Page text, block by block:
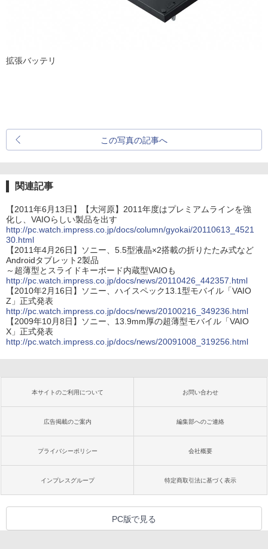
拡張バッテリ
この写真の記事へ
関連記事
【2011年6月13日】【大河原】2011年度はプレミアムラインを強
化し、VAIOらしい製品を出す
http://pc.watch.impress.co.jp/docs/column/gyokai/20110613_4521
30.html
【2011年4月26日】ソニー、5.5型液晶×2搭載の折りたたみ式など
Androidタブレット2製品
～超薄型とスライドキーボード内蔵型VAIOも
http://pc.watch.impress.co.jp/docs/news/20110426_442357.html
【2010年2月16日】ソニー、ハイスペック13.1型モバイル「VAIO
Z」正式発表
http://pc.watch.impress.co.jp/docs/news/20100216_349236.html
【2009年10月8日】ソニー、13.9mm厚の超薄型モバイル「VAIO
X」正式発表
http://pc.watch.impress.co.jp/docs/news/20091008_319256.html
本サイトのご利用について お問い合わせ
広告掲載のご案内 編集部へのご連絡
プライバシーポリシー 会社概要
インプレスグループ 特定商取引法に基づく表示
PC版で見る